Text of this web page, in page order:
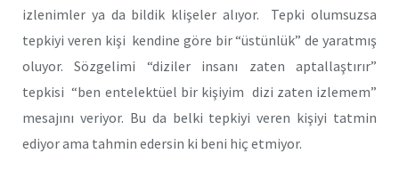
izlenimler ya da bildik klişeler alıyor. Tepki olumsuzsa
tepkiyi veren kişi kendine göre bir “üstünlük” de yaratmış
oluyor. Sözgelimi “diziler insanı zaten aptallaştırır”
tepkisi “ben entelektüel bir kişiyim dizi zaten izlemem”
mesajını veriyor. Bu da belki tepkiyi veren kişiyi tatmin
ediyor ama tahmin edersin ki beni hiç etmiyor.